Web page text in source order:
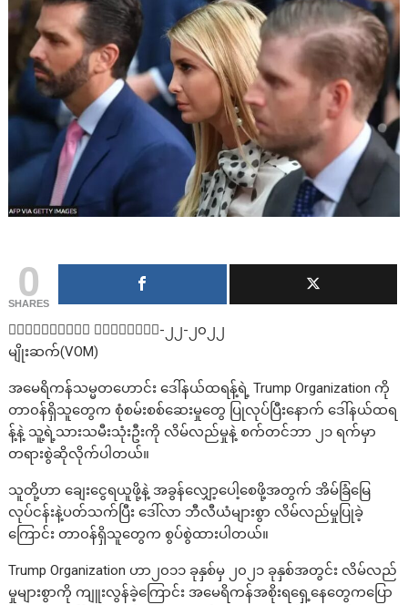
0
SHARES
၀ါရှင်တန်၊ စက်တင်ဘာ-၂၂-၂၀၂၂
မျိုးဆက်(VOM)
အမေရိကန်သမ္မတဟောင်း ဒေါ်နယ်ထရန့်ရဲ့ Trump Organization ကို
တာ၀န်ရှိသူတွေက စုံစမ်းစစ်ဆေးမှုတွေ ပြုလုပ်ပြီးနောက် ဒေါ်နယ်ထရ
န့်နဲ့ သူ့ရဲ့သားသမီးသုံးဦးကို လိမ်လည်မှုနဲ့ စက်တင်ဘာ ၂၁ ရက်မှာ
တရားစွဲဆိုလိုက်ပါတယ်။
သူတို့ဟာ ချေးငွေရယူဖို့နဲ့ အခွန်လျှော့ပေါ့စေဖို့အတွက် အိမ်ခြံမြေ
လုပ်ငန်းနဲ့ပတ်သက်ပြီး ဒေါ်လာ ဘီလီယံများစွာ လိမ်လည်မှုပြုခဲ့
ကြောင်း တာ၀န်ရှိသူတွေက စွပ်စွဲထားပါတယ်။
Trump Organization ဟာ၂၀၁၁ ခုနှစ်မှ ၂၀၂၁ ခုနှစ်အတွင်း လိမ်လည်
မှုများစွာကို ကျူးလွန်ခဲ့ကြောင်း အမေရိကန်အစိုးရရှေ့နေတွေကပြော